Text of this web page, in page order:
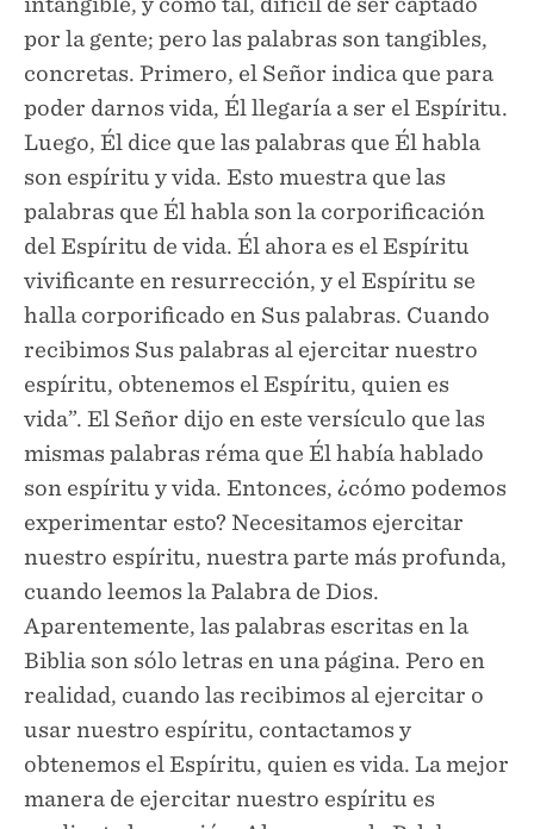
por la gente; pero las palabras son tangibles,
concretas. Primero, el Señor indica que para
poder darnos vida, Él llegaría a ser el Espíritu.
Luego, Él dice que las palabras que Él habla
son espíritu y vida. Esto muestra que las
palabras que Él habla son la corporificación
del Espíritu de vida. Él ahora es el Espíritu
vivificante en resurrección, y el Espíritu se
halla corporificado en Sus palabras. Cuando
recibimos Sus palabras al ejercitar nuestro
espíritu, obtenemos el Espíritu, quien es
vida”. El Señor dijo en este versículo que las
mismas palabras réma que Él había hablado
son espíritu y vida. Entonces, ¿cómo podemos
experimentar esto? Necesitamos ejercitar
nuestro espíritu, nuestra parte más profunda,
cuando leemos la Palabra de Dios.
Aparentemente, las palabras escritas en la
Biblia son sólo letras en una página. Pero en
realidad, cuando las recibimos al ejercitar o
usar nuestro espíritu, contactamos y
obtenemos el Espíritu, quien es vida. La mejor
manera de ejercitar nuestro espíritu es